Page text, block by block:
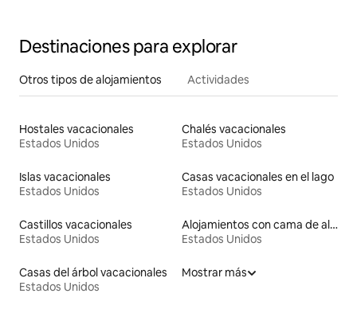
Destinaciones para explorar
Otros tipos de alojamientos Actividades
Hostales vacacionales
Estados Unidos
Chalés vacacionales
Estados Unidos
Islas vacacionales
Estados Unidos
Casas vacacionales en el lago
Estados Unidos
Castillos vacacionales
Estados Unidos
Alojamientos con cama de altura accesible
Estados Unidos
Casas del árbol vacacionales
Estados Unidos
Mostrar más